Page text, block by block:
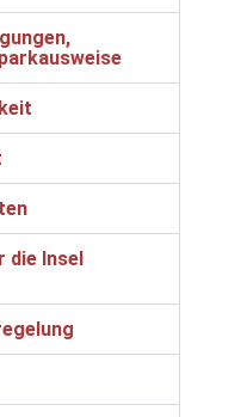
die Insel